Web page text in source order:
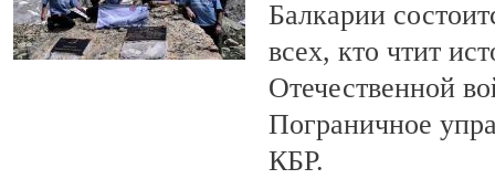
Балкарии
всех, кто чтит
Отечественной
Пограничное
КБР.